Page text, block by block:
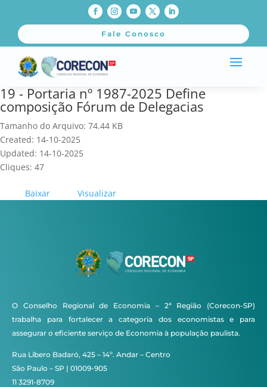
Fale Conosco
19 - Portaria nº 1987-2025 Define
composição Fórum de Delegacias
Tamanho do Arquivo: 74.44 KB
Created: 14-10-2025
Updated: 14-10-2025
Cliques: 47
Baixar Visualizar
O Conselho Regional de Economia – 2ª Região (Corecon-SP)
trabalha para fortalecer a categoria dos economistas e para
assegurar o eficiente serviço de Economia à população paulista.
Rua Líbero Badaró, 425 – 14º. Andar – Centro
São Paulo – SP | 01009-905
11 3291-8709